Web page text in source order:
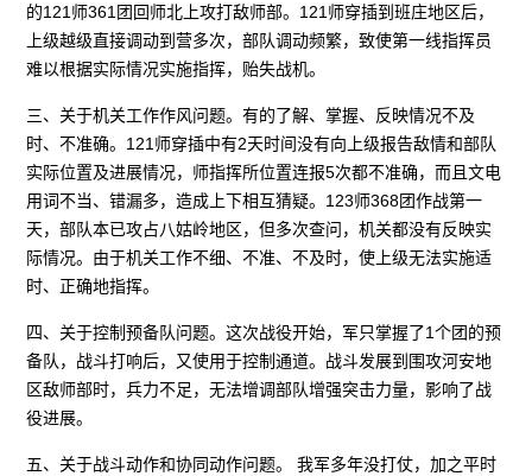
的121师361团回师北上攻打敌师部。121师穿插到班庄地区后，
上级越级直接调动到营多次，部队调动频繁，致使第一线指挥员
难以根据实际情况实施指挥，贻失战机。
三、关于机关工作作风问题。有的了解、掌握、反映情况不及
时、不准确。121师穿插中有2天时间没有向上级报告敌情和部队
实际位置及进展情况，师指挥所位置连报5次都不准确，而且文电
用词不当、错漏多，造成上下相互猜疑。123师368团作战第一
天，部队本已攻占八姑岭地区，但多次查问，机关都没有反映实
际情况。由于机关工作不细、不准、不及时，使上级无法实施适
时、正确地指挥。
四、关于控制预备队问题。这次战役开始，军只掌握了1个团的预
备队，战斗打响后，又使用于控制通道。战斗发展到围攻河安地
区敌师部时，兵力不足，无法增调部队增强突击力量，影响了战
役进展。
五、关于战斗动作和协同动作问题。 我军多年没打仗，加之平时